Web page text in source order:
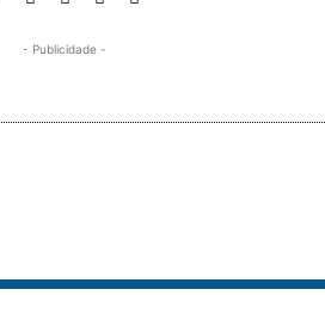
- Publicidade -